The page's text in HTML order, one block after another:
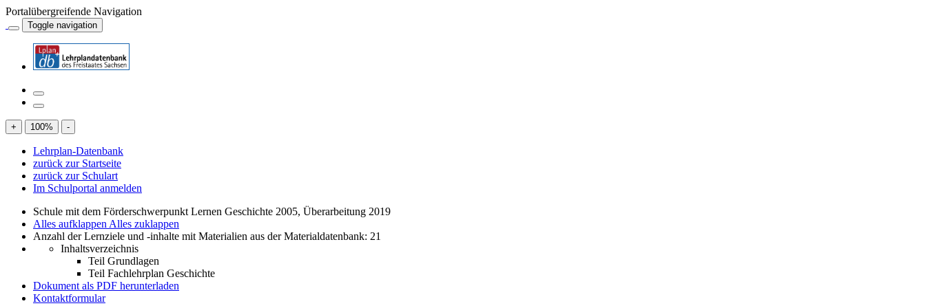
Portalübergreifende Navigation
Toggle navigation
+ 100% -
Lehrplan-Datenbank
zurück zur Startseite
zurück zur Schulart
Im Schulportal anmelden
Schule mit dem Förderschwerpunkt Lernen Geschichte 2005, Überarbeitung 2019
Alles aufklappen Alles zuklappen
Anzahl der Lernziele und -inhalte mit Materialien aus der Materialdatenbank: 21
Inhaltsverzeichnis
Teil Grundlagen
Teil Fachlehrplan Geschichte
Dokument als PDF herunterladen
Kontaktformular